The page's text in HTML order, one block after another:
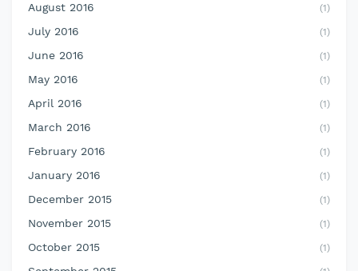
August 2016 (1)
July 2016 (1)
June 2016 (1)
May 2016 (1)
April 2016 (1)
March 2016 (1)
February 2016 (1)
January 2016 (1)
December 2015 (1)
November 2015 (1)
October 2015 (1)